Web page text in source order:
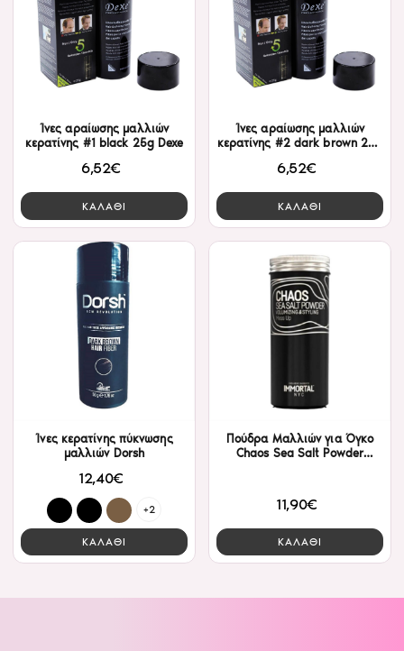
Ίνες αραίωσης μαλλιών
κερατίνης #1 black 25g Dexe
6,52€
ΚΑΛΑΘΙ
Ίνες αραίωσης μαλλιών
κερατίνης #2 dark brown 25g
6,52€
ΚΑΛΑΘΙ
Ίνες κερατίνης πύκνωσης
μαλλιών Dorsh
12,40€
+2
ΚΑΛΑΘΙ
Πούδρα Μαλλιών για Όγκο
Chaos Sea Salt Powder
11,90€
ΚΑΛΑΘΙ